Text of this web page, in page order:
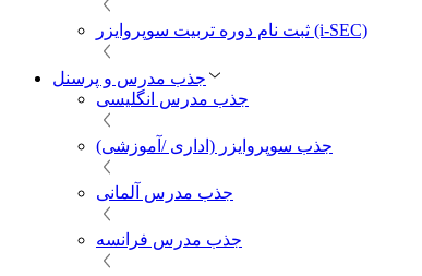
ثبت نام دوره تربیت سوپروایزر (i-SEC)
جذب مدرس و پرسنل
جذب مدرس انگلیسی
جذب سوپروایزر (اداری /آموزشی)
جذب مدرس آلمانی
جذب مدرس فرانسه